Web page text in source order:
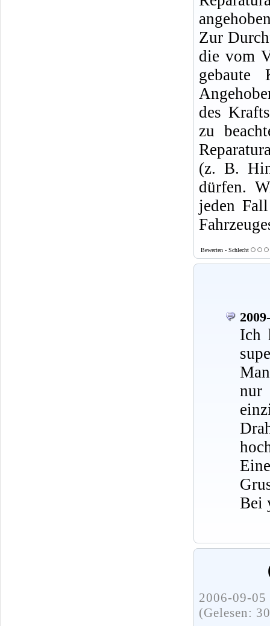
Zur
die vom
gebaute
des
zu
(z. B.
dürfen.
jeden
Bewerten - Schlecht
Ich
nur
Bei
2006-09-
(Gelesen: